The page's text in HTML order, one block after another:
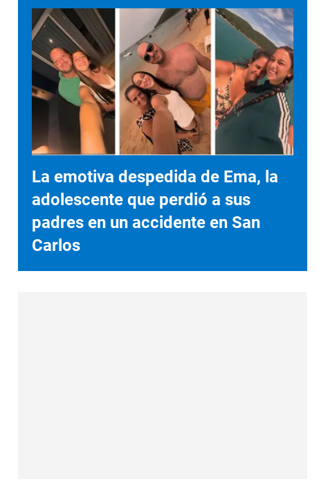
La emotiva despedida de Ema, la
adolescente que perdió a sus
padres en un accidente en San
Carlos